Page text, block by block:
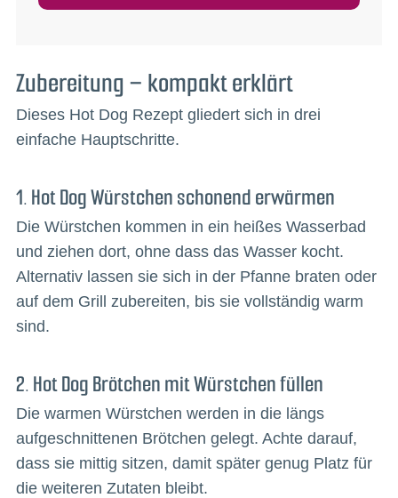
Zubereitung – kompakt erklärt
Dieses Hot Dog Rezept gliedert sich in drei
einfache Hauptschritte.
1. Hot Dog Würstchen schonend erwärmen
Die Würstchen kommen in ein heißes Wasserbad
und ziehen dort, ohne dass das Wasser kocht.
Alternativ lassen sie sich in der Pfanne braten oder
auf dem Grill zubereiten, bis sie vollständig warm
sind.
2. Hot Dog Brötchen mit Würstchen füllen
Die warmen Würstchen werden in die längs
aufgeschnittenen Brötchen gelegt. Achte darauf,
dass sie mittig sitzen, damit später genug Platz für
die weiteren Zutaten bleibt.